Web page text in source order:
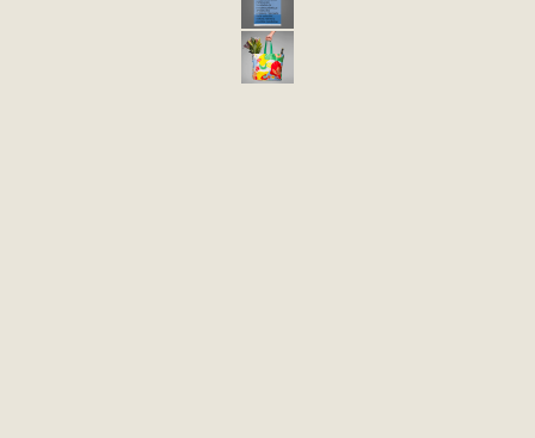
BOLSA ECOLÓGICA ECO 11 PP
BOLSA ECOLÓGICA ECO 12